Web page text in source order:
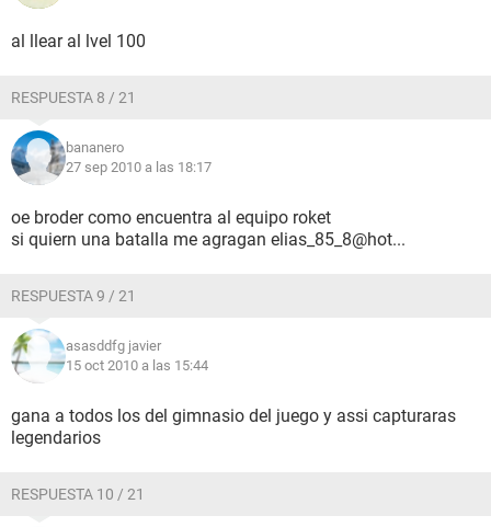
al llear al lvel 100
RESPUESTA 8 / 21
bananero
27 sep 2010 a las 18:17
oe broder como encuentra al equipo roket
si quiern una batalla me agragan elias_85_8@hot...
RESPUESTA 9 / 21
asasddfg javier
15 oct 2010 a las 15:44
gana a todos los del gimnasio del juego y assi capturaras
legendarios
RESPUESTA 10 / 21